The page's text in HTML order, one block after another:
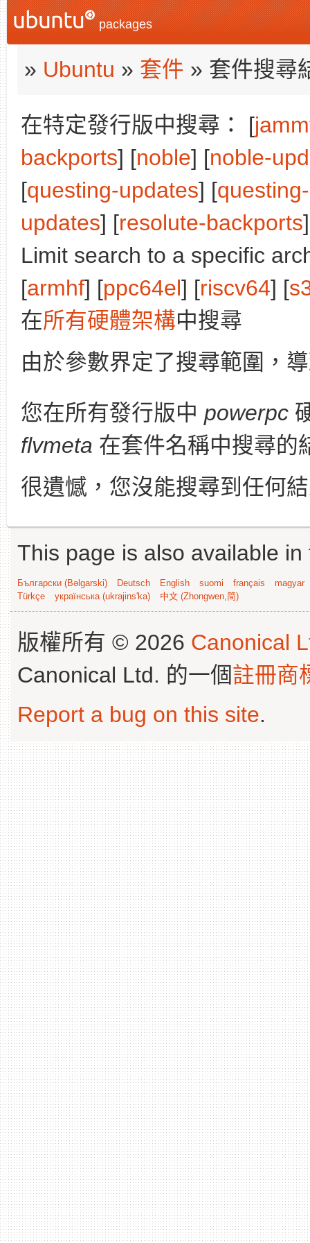
packages
» Ubuntu » 套件 » 套件搜尋
在特定發行版中搜尋： [
backports] [noble] [noble-
[questing-updates] [
updates] [resolute-backports
Limit search to a specific
[armhf] [ppc64el] [riscv64] [
在所有硬體架構中搜尋
由於參數界定了搜尋範圍，
您在所有發行版中 powerpc
flvmeta 在套件名稱中搜尋的
很遺憾，您沒能搜尋到任何
This page is also available
Български (Bəlgarski) Deutsch English suomi français
magyar
Türkçe
українська (ukrajins'ka) 中文 (Zhongwen,简)
版權所有 © 2026 Canonical
Canonical Ltd. 的一個註冊商
Report a bug on this site.